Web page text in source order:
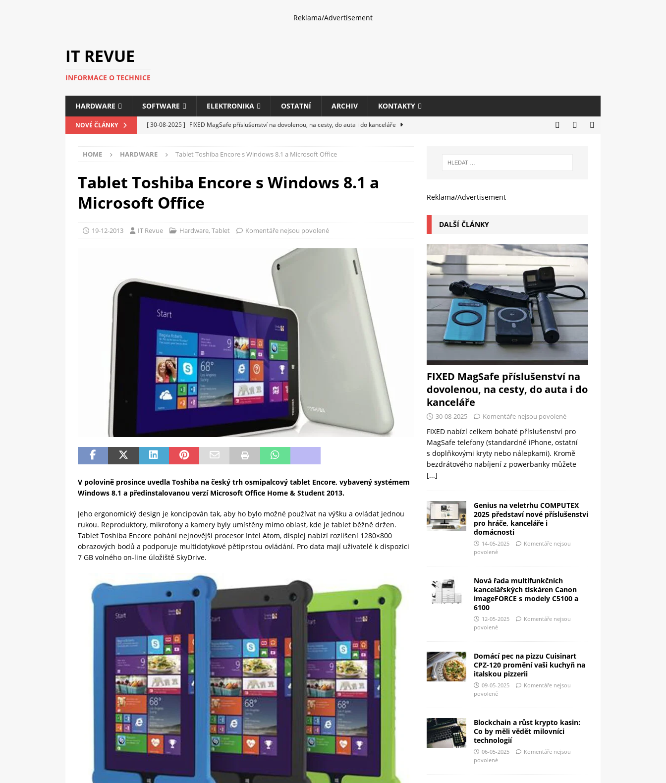
Reklama/Advertisement
IT REVUE
INFORMACE O TECHNICE
HARDWARE SOFTWARE ELEKTRONIKA OSTATNÍ ARCHIV KONTAKTY
NOVÉ ČLÁNKY [ 30-08-2025 ] FIXED MagSafe příslušenství na dovolenou, na cesty, do auta i do kanceláře
[ 14-05-2025 ] Genius na veletrhu COMPUTEX 2025 představí nové příslušenství pro hráče,
kanceláře i domácnosti
C5100 a 6100
PERIFERIE
[ 09-05-2025 ]
Blockchain a růst krypto kasin: Co by měli vědět milovníci technologií
HOME HARDWARE Tablet Toshiba Encore s Windows 8.1 a Microsoft Office
Tablet Toshiba Encore s Windows 8.1 a
Microsoft Office
19-12-2013 IT Revue Hardware, Tablet Komentáře nejsou povolené
V polovině prosince uvedla Toshiba na český trh osmipalcový tablet Encore, vybavený systémem
Windows 8.1 a předinstalovanou verzí Microsoft Office Home & Student 2013.
Jeho ergonomický design je koncipován tak, aby ho bylo možné používat na výšku a ovládat jednou
rukou. Reproduktory, mikrofony a kamery byly umístěny mimo oblast, kde je tablet běžně držen.
Tablet Toshiba Encore pohání nejnovější procesor Intel Atom, displej nabízí rozlišení 1280×800
obrazových bodů a podporuje multidotykové pětiprstou ovládání. Pro data mají uživatelé k dispozici
7 GB volného on-line úložiště SkyDrive.
Reklama/Advertisement
DALŠÍ ČLÁNKY
FIXED MagSafe příslušenství na
dovolenou, na cesty, do auta i do
kanceláře
30-08-2025 Komentáře nejsou povolené
FIXED nabízí celkem bohaté příslušenství pro
MagSafe telefony (standardně iPhone, ostatní
s doplňkovými kryty nebo nálepkami). Kromě
bezdrátového nabíjení z powerbanky můžete
[...]
Genius na veletrhu COMPUTEX
2025 představí nové příslušenství
pro hráče, kanceláře i
domácnosti
14-05-2025
Komentáře nejsou
povolené
Nová řada multifunkčních
kancelářských tiskáren Canon
imageFORCE s modely C5100 a
6100
12-05-2025
Komentáře nejsou
povolené
Domácí pec na pizzu Cuisinart
CPZ-120 promění vaši kuchyň na
italskou pizzerii
09-05-2025
Komentáře nejsou
povolené
Blockchain a růst krypto kasin:
Co by měli vědět milovníci
technologií
06-05-2025
Komentáře nejsou
povolené